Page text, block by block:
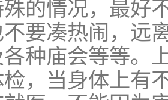
的情况，最好
要凑热闹，远
种庙会等等。
，当身体上有